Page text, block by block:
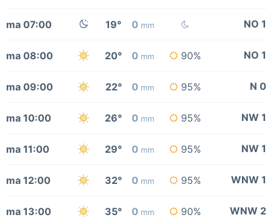
ma 07:00 19° 0 mm NO 1
ma 08:00 20° 0 mm 90% NO 1
ma 09:00 22° 0 mm 95% N 0
ma 10:00 26° 0 mm 95% NW 1
ma 11:00 29° 0 mm 95% NW 1
ma 12:00 32° 0 mm 95% WNW 1
ma 13:00 35° 0 mm 90% WNW 2